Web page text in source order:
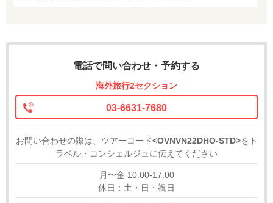
電話で問い合わせ・予約する
海外旅行2セクション
03-6631-7680
お問い合わせの際は、ツアーコード<OVNVN22DHO-STD>をト
ラベル・コンシェルジュに伝えてください
月〜金 10:00-17:00
休日：土・日・祝日